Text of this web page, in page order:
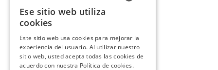
Ese sitio web utiliza
cookies
Este sitio web usa cookies para mejorar la
experiencia del usuario. Al utilizar nuestro
sitio web, usted acepta todas las cookies de
acuerdo con nuestra Política de cookies.